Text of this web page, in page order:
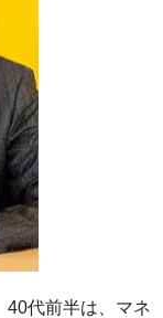
40代前半は、マネ